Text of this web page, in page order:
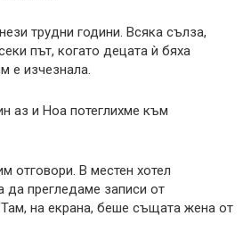
трудни години. Всяка сълза,
път, когато децата ѝ бяха
е изчезнала.
аз и Ноа потеглихме към
отговори. В местен хотел
да прегледаме записи от
Там, на екрана, беше същата жена от